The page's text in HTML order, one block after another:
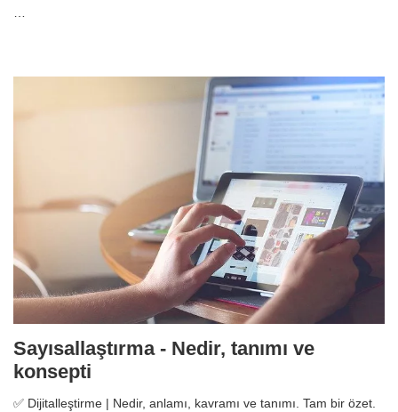
Sayısallaştırma - Nedir, tanımı ve
konsepti
✅ Dijitalleştirme | Nedir, anlamı, kavramı ve tanımı. Tam bir özet.